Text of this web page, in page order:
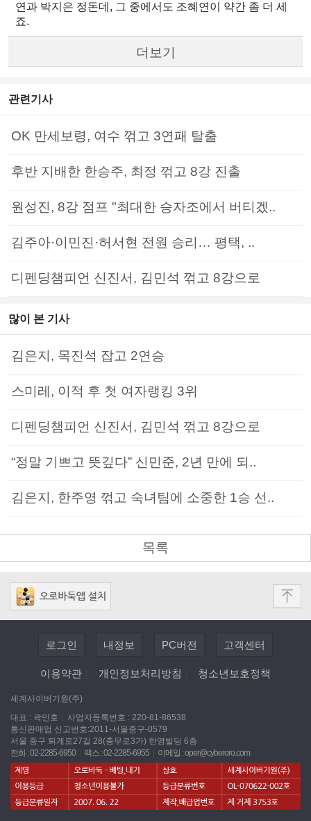
연과 박지은 정돈데, 그 중에서도 조혜연이 약간 좀 더 세
죠.
더보기
관련기사
OK 만세보령, 여수 꺾고 3연패 탈출
후반 지배한 한승주, 최정 꺾고 8강 진출
원성진, 8강 점프 "최대한 승자조에서 버티겠..
김주아·이민진·허서현 전원 승리… 평택, ..
디펜딩챔피언 신진서, 김민석 꺾고 8강으로
많이 본 기사
김은지, 목진석 잡고 2연승
스미레, 이적 후 첫 여자랭킹 3위
디펜딩챔피언 신진서, 김민석 꺾고 8강으로
“정말 기쁘고 뜻깊다” 신민준, 2년 만에 되..
김은지, 한주영 꺾고 숙녀팀에 소중한 1승 선..
목록
로그인 내정보 PC버전 고객센터
이용약관 개인정보처리방침 청소년보호정책
세계사이버기원(주)
대표 : 곽민호
사업자등록번호 : 220-81-86538
통신판매업 신고번호:2011-서울중구-0579
서울 중구 퇴계로27길 28(충무로3가) 한영빌딩 6층
전화 : 02-2285-6950
팩스 : 02-2285-6955 이메일 :oper@cyberoro.com